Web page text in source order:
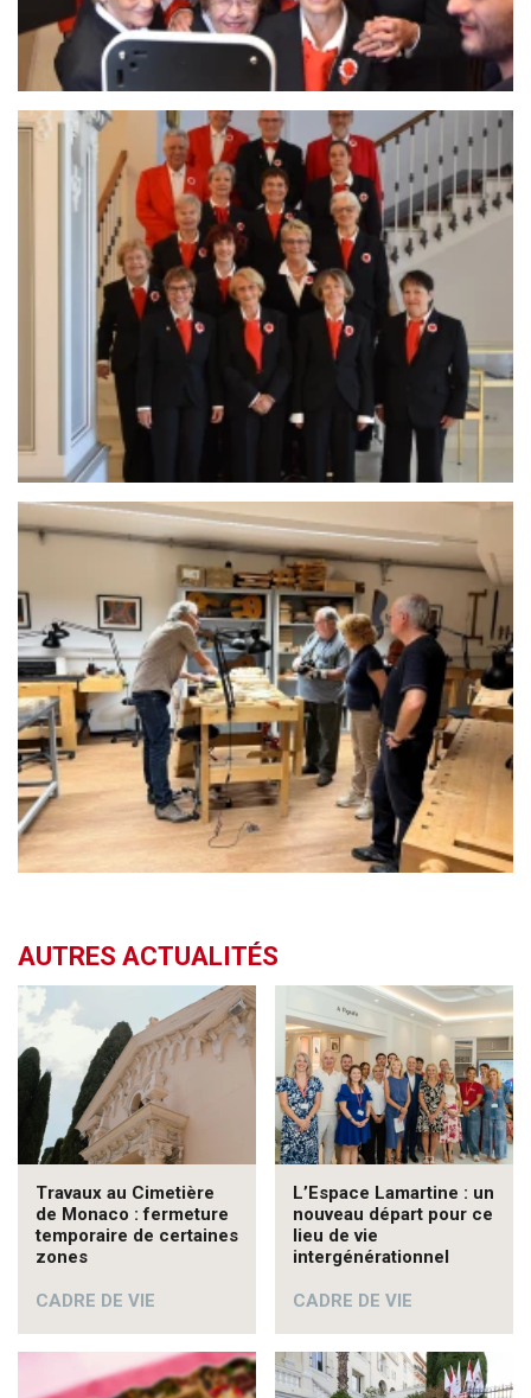
AUTRES ACTUALITÉS
Travaux au Cimetière
de Monaco : fermeture
temporaire de certaines
zones
CADRE DE VIE
L’Espace Lamartine : un
nouveau départ pour ce
lieu de vie
intergénérationnel
CADRE DE VIE